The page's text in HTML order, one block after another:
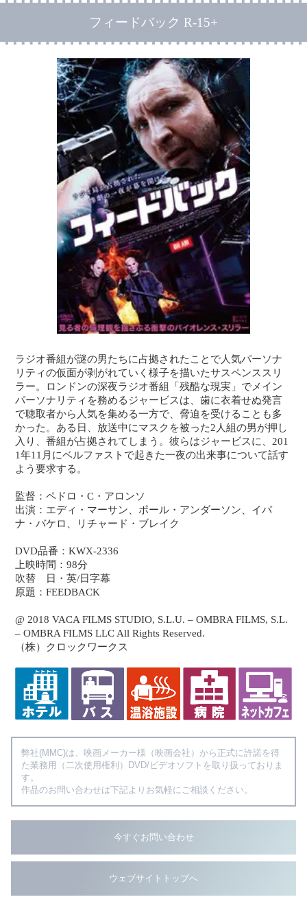
フィードバック R-15+
ラジオ番組が謎の男たちに占拠されたことで人気パーソナ
リティの仮面が剥がれていく様子を描いたサスペンススリ
ラー。ロンドンの深夜ラジオ番組「残酷な現実」でメイン
パーソナリティを務めるジャービスは、歯に衣着せぬ発言
で聴取者から人気を集める一方で、脅迫を受けることも多
かった。ある日、放送中にマスクを被った2人組の男が押し
入り、番組が占拠されてしまう。彼らはジャービスに、201
1年11月にベルファストで起きた一夜の出来事について話す
よう要求する。
監督：ペドロ・C・アロンソ
出演：エディ・マーサン、ポール・アンダーソン、イバ
ナ・バケロ、リチャード・ブレイク
DVD品番：KWX-2336
上映時間：98分
吹替 日・英/日字幕
原題：FEEDBACK
@ 2018 VACA FILMS STUDIO, S.L.U. – OMBRA FILMS, S.L.
– OMBRA FILMS LLC All Rights Reserved.
（株）クロックワークス
弊社(MMC)は、映画メーカー様（映画会社）から正式に許諾を得
た業務用（二次使用権利）DVD/ビデオソフトを取り扱っておりま
す。
作品のお問い合わせは下記よりお気軽にご相談ください。
今すぐお問い合わせ
ウェブサイトトップへ